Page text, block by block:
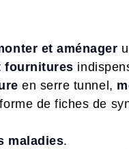
et aménager
fournitures
en serre tunnel,
de fiches de
maladies.